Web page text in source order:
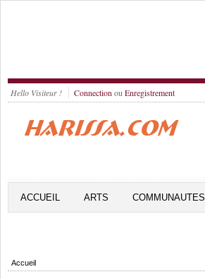
Hello Visiteur ! Connection ou Enregistrement
ACCUEIL ARTS COMMUNAUTES
Accueil